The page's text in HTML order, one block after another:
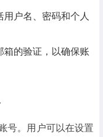
用户名、密码和个人
箱的验证，以确保账
号。用户可以在设置